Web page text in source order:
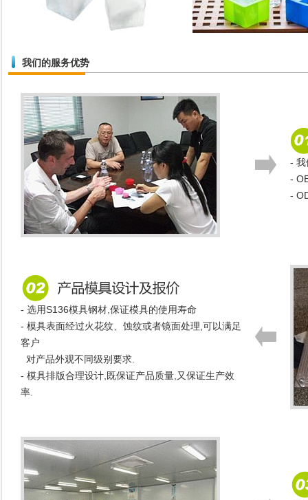
我们的服务优势
- 我
-
-
- 选用S136模具钢材,保证模具的使用寿命
- 模具表面经过火花纹、蚀纹或者镜面处理,可以满足
客户
对产品外观不同级别要求.
- 模具排版合理设计,既保证产品质量,又保证生产效
率.